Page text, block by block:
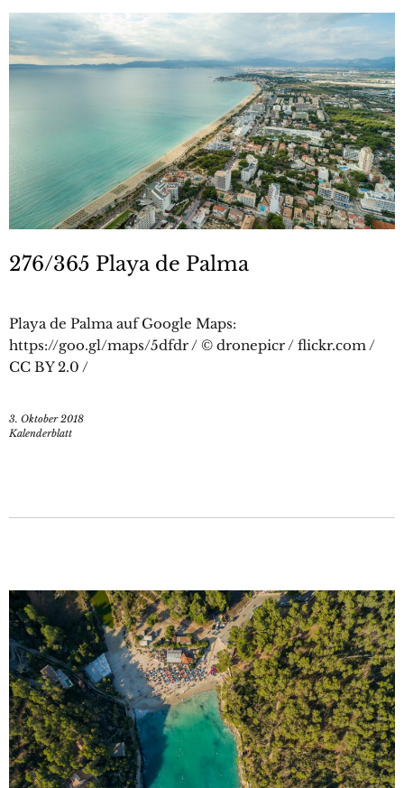
276/365 Playa de Palma
Playa de Palma auf Google Maps:
https://goo.gl/maps/5dfdr / © dronepicr / flickr.com /
CC BY 2.0 /
3. Oktober 2018
Kalenderblatt